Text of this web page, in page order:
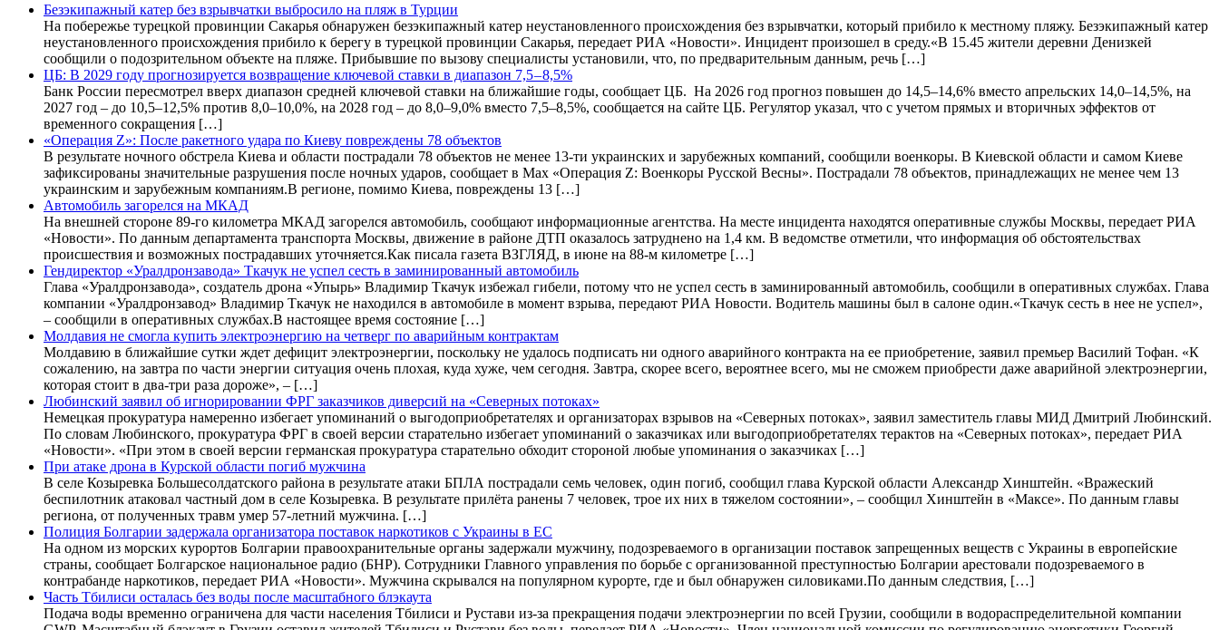
Безэкипажный катер без взрывчатки выбросило на пляж в Турции
На побережье турецкой провинции Сакарья обнаружен безэкипажный катер неустановленного происхождения без взрывчатки, который прибило к местному пляжу. Безэкипажный катер
неустановленного происхождения прибило к берегу в турецкой провинции Сакарья, передает РИА «Новости». Инцидент произошел в среду.«В 15.45 жители деревни Денизкей
сообщили о подозрительном объекте на пляже. Прибывшие по вызову специалисты установили, что, по предварительным данным, речь […]
ЦБ: В 2029 году прогнозируется возвращение ключевой ставки в диапазон 7,5 – 8,5%
Банк России пересмотрел вверх диапазон средней ключевой ставки на ближайшие годы, сообщает ЦБ. На 2026 год прогноз повышен до 14,5–14,6% вместо апрельских 14,0–14,5%, на
2027 год – до 10,5–12,5% против 8,0–10,0%, на 2028 год – до 8,0–9,0% вместо 7,5–8,5%, сообщается на сайте ЦБ. Регулятор указал, что с учетом прямых и вторичных эффектов от
временного сокращения […]
«Операция Z»: После ракетного удара по Киеву повреждены 78 объектов
В результате ночного обстрела Киева и области пострадали 78 объектов не менее 13-ти украинских и зарубежных компаний, сообщили военкоры. В Киевской области и самом Киеве
зафиксированы значительные разрушения после ночных ударов, сообщает в Max «Операция Z: Военкоры Русской Весны». Пострадали 78 объектов, принадлежащих не менее чем 13
украинским и зарубежным компаниям.В регионе, помимо Киева, повреждены 13 […]
Автомобиль загорелся на МКАД
На внешней стороне 89-го километра МКАД загорелся автомобиль, сообщают информационные агентства. На месте инцидента находятся оперативные службы Москвы, передает РИА
«Новости». По данным департамента транспорта Москвы, движение в районе ДТП оказалось затруднено на 1,4 км. В ведомстве отметили, что информация об обстоятельствах
происшествия и возможных пострадавших уточняется.Как писала газета ВЗГЛЯД, в июне на 88-м километре […]
Гендиректор «Уралдронзавода» Ткачук не успел сесть в заминированный автомобиль
Глава «Уралдронзавода», создатель дрона «Упырь» Владимир Ткачук избежал гибели, потому что не успел сесть в заминированный автомобиль, сообщили в оперативных службах. Глава
компании «Уралдронзавод» Владимир Ткачук не находился в автомобиле в момент взрыва, передают РИА Новости. Водитель машины был в салоне один.«Ткачук сесть в нее не успел»,
– сообщили в оперативных службах.В настоящее время состояние […]
Молдавия не смогла купить электроэнергию на четверг по аварийным контрактам
Молдавию в ближайшие сутки ждет дефицит электроэнергии, поскольку не удалось подписать ни одного аварийного контракта на ее приобретение, заявил премьер Василий Тофан. «К
сожалению, на завтра по части энергии ситуация очень плохая, куда хуже, чем сегодня. Завтра, скорее всего, вероятнее всего, мы не сможем приобрести даже аварийной электроэнергии,
которая стоит в два-три раза дороже», – […]
Любинский заявил об игнорировании ФРГ заказчиков диверсий на «Северных потоках»
Немецкая прокуратура намеренно избегает упоминаний о выгодоприобретателях и организаторах взрывов на «Северных потоках», заявил заместитель главы МИД Дмитрий Любинский.
По словам Любинского, прокуратура ФРГ в своей версии старательно избегает упоминаний о заказчиках или выгодоприобретателях терактов на «Северных потоках», передает РИА
«Новости». «При этом в своей версии германская прокуратура старательно обходит стороной любые упоминания о заказчиках […]
При атаке дрона в Курской области погиб мужчина
В селе Козыревка Большесолдатского района в результате атаки БПЛА пострадали семь человек, один погиб, сообщил глава Курской области Александр Хинштейн. «Вражеский
беспилотник атаковал частный дом в селе Козыревка. В результате прилёта ранены 7 человек, трое их них в тяжелом состоянии», – сообщил Хинштейн в «Максе». По данным главы
региона, от полученных травм умер 57-летний мужчина. […]
Полиция Болгарии задержала организатора поставок наркотиков с Украины в ЕС
На одном из морских курортов Болгарии правоохранительные органы задержали мужчину, подозреваемого в организации поставок запрещенных веществ с Украины в европейские
страны, сообщает Болгарское национальное радио (БНР). Сотрудники Главного управления по борьбе с организованной преступностью Болгарии арестовали подозреваемого в
контрабанде наркотиков, передает РИА «Новости». Мужчина скрывался на популярном курорте, где и был обнаружен силовиками.По данным следствия, […]
Часть Тбилиси осталась без воды после масштабного блэкаута
Подача воды временно ограничена для части населения Тбилиси и Рустави из-за прекращения подачи электроэнергии по всей Грузии, сообщили в водораспределительной компании